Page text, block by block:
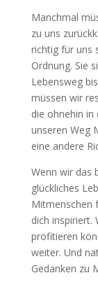
Manchmal
zu uns
richtig für uns
Ordnung. Sie
Lebensweg
müssen wir
die ohnehin
unseren Weg
eine andere
Wenn wir das
glückliches
Mitmenschen
dich inspiriert.
profitieren
weiter. Und
Gedanken zu